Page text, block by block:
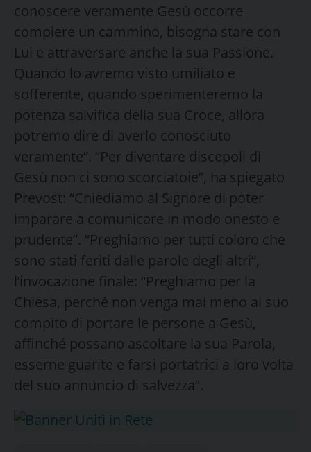
conoscere veramente Gesù occorre
compiere un cammino, bisogna stare con
Lui e attraversare anche la sua Passione.
Quando lo avremo visto umiliato e
sofferente, quando sperimenteremo la
potenza salvifica della sua Croce, allora
potremo dire di averlo conosciuto
veramente”. “Per diventare discepoli di
Gesù non ci sono scorciatoie”, ha spiegato
Prevost: “Chiediamo al Signore di poter
imparare a comunicare in modo onesto e
prudente”. “Preghiamo per tutti coloro che
sono stati feriti dalle parole degli altri”,
l’invocazione finale: “Preghiamo per la
Chiesa, perché non venga mai meno al suo
compito di portare le persone a Gesù,
affinché possano ascoltare la sua Parola,
esserne guarite e farsi portatrici a loro volta
del suo annuncio di salvezza”.